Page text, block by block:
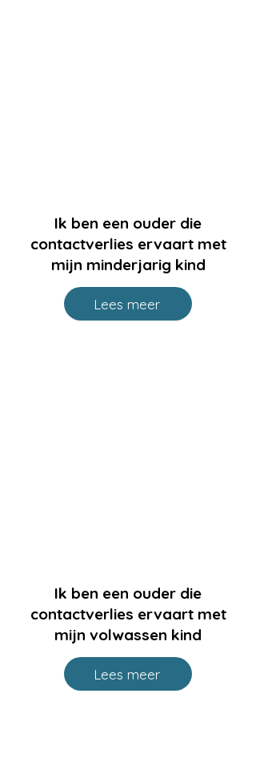
Ik ben een ouder die
contactverlies ervaart met
mijn minderjarig kind
Lees meer
Ik ben een ouder die
contactverlies ervaart met
mijn volwassen kind
Lees meer